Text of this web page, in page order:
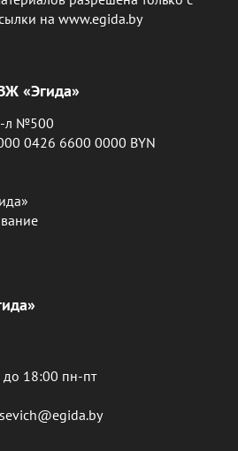
на www.egida.by
«Эгида»
л №500
0426 6600 0000 BYN
18:00 пн-пт